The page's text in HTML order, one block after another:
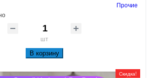
Прочие
шт
В корзину
Скидка!